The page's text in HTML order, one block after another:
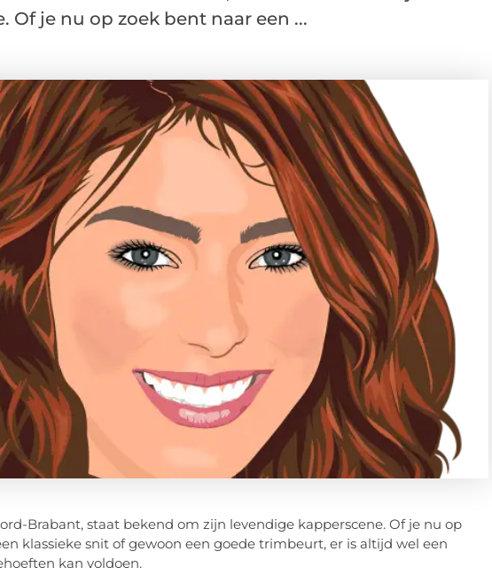
Of je nu op zoek bent naar een ...
Brabant, staat bekend om zijn levendige kapperscene. Of je nu op
klassieke snit of gewoon een goede trimbeurt, er is altijd wel een
kan voldoen.